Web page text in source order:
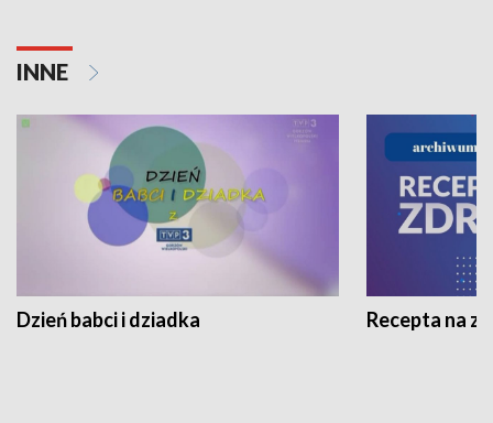
INNE
Dzień babci i dziadka Recepta na